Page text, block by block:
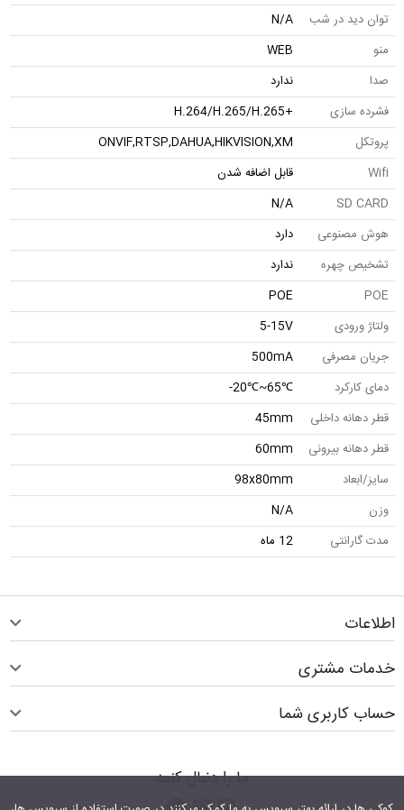
توان دید در شب
N/A
منو
WEB
صدا
ندارد
فشرده سازی
+H.264/H.265/H.265
پروتکل
ONVIF,RTSP,DAHUA,HIKVISION,XM
Wifi
قابل اضافه شدن
SD CARD
N/A
هوش مصنوعی
دارد
تشخیص چهره
ندارد
POE
POE
ولتاژ ورودی
5-15V
جریان مصرفی
500mA
دمای کارکرد
℃65~℃20-
قطر دهانه داخلی
45mm
قطر دهانه بیرونی
60mm
سایز/ابعاد
98x80mm
وزن
N/A
مدت گارانتی
12 ماه
اطلاعات
خدمات مشتری
حساب کاربری شما
ما را دنبال کنید